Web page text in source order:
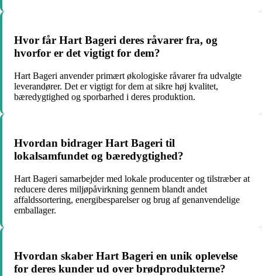
Hvor får Hart Bageri deres råvarer fra, og
hvorfor er det vigtigt for dem?
Hart Bageri anvender primært økologiske råvarer fra udvalgte
leverandører. Det er vigtigt for dem at sikre høj kvalitet,
bæredygtighed og sporbarhed i deres produktion.
Hvordan bidrager Hart Bageri til
lokalsamfundet og bæredygtighed?
Hart Bageri samarbejder med lokale producenter og tilstræber at
reducere deres miljøpåvirkning gennem blandt andet
affaldssortering, energibesparelser og brug af genanvendelige
emballager.
Hvordan skaber Hart Bageri en unik oplevelse
for deres kunder ud over brødprodukterne?